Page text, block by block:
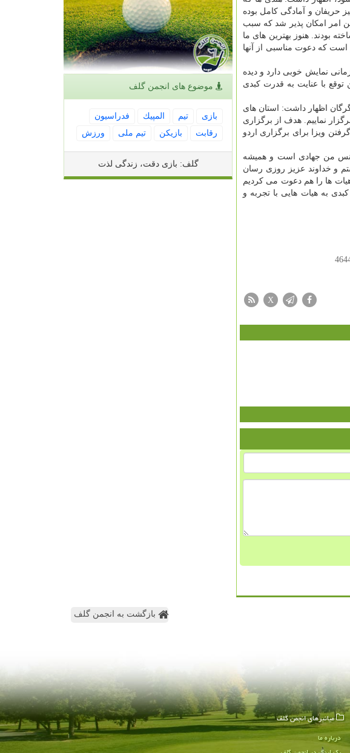
حریفان و آمادگی كامل بوده
امر امكان پذیر شد كه سبب
بودند. هنوز بهترین های ما
كه دعوت مناسبی از آنها
نمایش خوبی دارد و دیده
توقع با عنایت به قدرت كبدی
اظهار داشت: استان های
نماییم. هدف از برگزاری
ویزا برای برگزاری اردو
جنس من جهادی است و همیشه
و خداوند عزیز روزی رسان
هیات ها را هم دعوت می كردیم
به هیات هایی با تجربه و
X
موضوع های انجمن گلف
بازی تیم المپیك
فدراسیون
رقابت
بازیكن تیم ملی ورزش
گلف: بازی دقت، زندگی لذت
بازگشت به انجمن گلف
میانبرهای انجمن گلف
درباره ما